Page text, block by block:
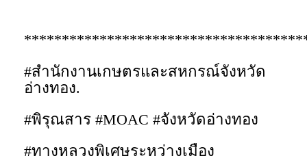
#สำนักงานเกษตรและสหกรณ์จังหวัด
อ่างทอง.
#พิรุณสาร #MOAC #จังหวัดอ่างทอง
#ทางหลวงพิเศษระหว่างเมือง